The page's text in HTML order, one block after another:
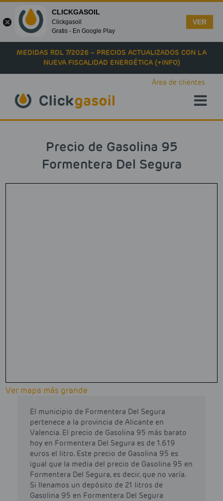
Skip to main content
MEDIDAS RDL 7/2026 – PRECIOS ACTUALIZADOS CON LA
NUEVA FISCALIDAD ENERGÉTICA (+INFO)
Área de clientes
Precio de Gasolina 95
Formentera Del Segura
Ver mapa más grande
El municipio de Formentera Del Segura
pertenece a la provincia de Alicante en
Valencia. El precio de Gasolina 95 más barato
hoy en Formentera Del Segura es de 1.619
euros el litro. Este precio de Gasolina 95 es
igual que la media del precio de Gasolina 95 en
Formentera Del Segura, es decir, que no varía.
Si llenamos un depósito de 21 litros de
Gasolina 95 en Formentera Del Segura
CLICKGASOIL
Clickgasoil
Gratis - En Google Play
VER